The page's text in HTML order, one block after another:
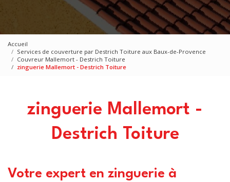
Accueil
Services de couverture par Destrich Toiture aux Baux-de-Provence
Couvreur Mallemort - Destrich Toiture
zinguerie Mallemort - Destrich Toiture
zinguerie Mallemort -
Destrich Toiture
Votre expert en zinguerie à